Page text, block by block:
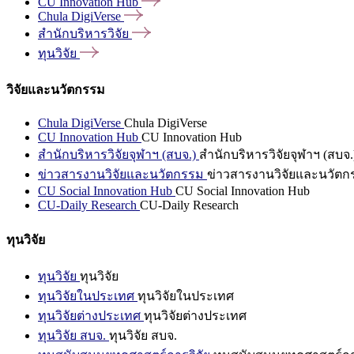
Chula DigiVerse
สำนักบริหารวิจัย
ทุนวิจัย
วิจัยและนวัตกรรม
Chula DigiVerse Chula DigiVerse
CU Innovation Hub CU Innovation Hub
สำนักบริหารวิจัยจุฬาฯ (สบจ.) สำนักบริหารวิจัยจุฬาฯ (สบจ
ข่าวสารงานวิจัยและนวัตกรรม ข่าวสารงานวิจัยและนวัตก
CU Social Innovation Hub CU Social Innovation Hub
CU-Daily Research CU-Daily Research
ทุนวิจัย
ทุนวิจัย ทุนวิจัย
ทุนวิจัยในประเทศ ทุนวิจัยในประเทศ
ทุนวิจัยต่างประเทศ ทุนวิจัยต่างประเทศ
ทุนวิจัย สบจ. ทุนวิจัย สบจ.